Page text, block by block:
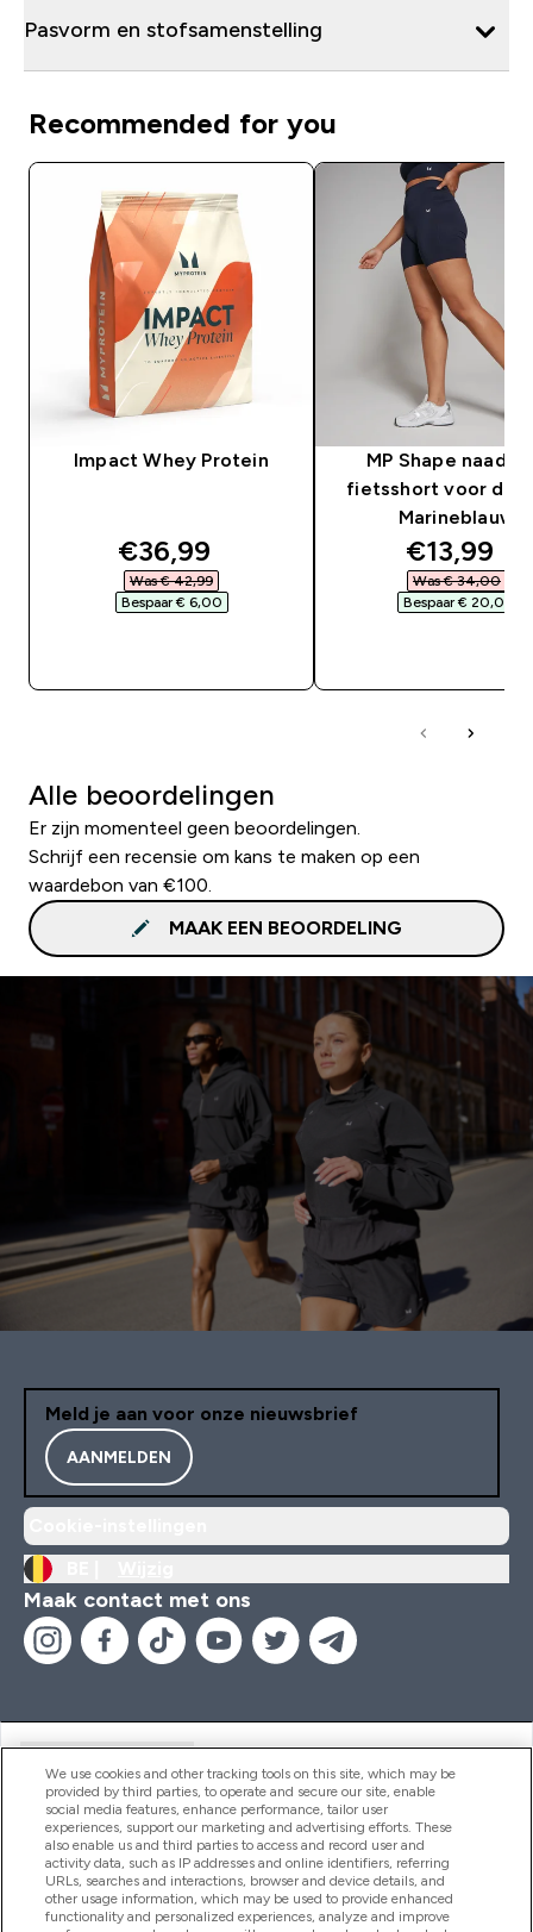
Pasvorm en stofsamenstelling
Recommended for you
Impact Whey Protein
discounted price
€36,99‎
Was € 42,99‎
Bespaar € 6,00‎
MP Shape
fietsshort voor
Marineblauw
€13,99‎
Was € 34,00‎
Bespaar € 20,01‎
Alle beoordelingen
Er zijn momenteel geen beoordelingen.
Schrijf een recensie om kans te maken op een
waardebon van €100.
MAAK EEN BEOORDELING
Meld je aan voor onze nieuwsbrief
AANMELDEN
Maak contact met ons
Producten
Company Information
We use cookies and other tracking tools on this site, which may be
provided by third parties, to operate and secure our site, enable
social media features, enhance performance, tailor user
experiences, support our marketing and advertising efforts. These
also enable us and third parties to access and record user and
activity data, such as IP addresses and online identifiers, referring
URLs, searches and interactions, browser and device details, and
other usage information, which may be used to provide enhanced
functionality and personalized experiences, analyze and improve